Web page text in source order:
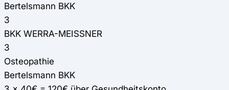
Bertelsmann BKK
3
BKK WERRA-MEISSNER
3
Osteopathie
Bertelsmann BKK